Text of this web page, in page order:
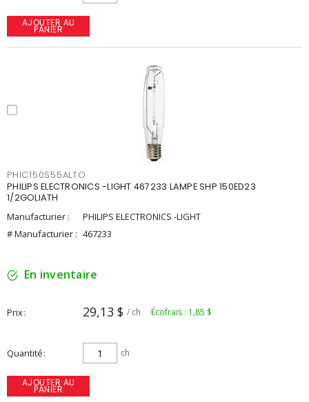
AJOUTER AU
PANIER
PHIC150S55ALTO
PHILIPS ELECTRONICS -LIGHT 467233 LAMPE SHP 150ED23
1/2GOLIATH
Manufacturier :
PHILIPS ELECTRONICS -LIGHT
# Manufacturier : 467233
En inventaire
Prix 29,13 $ / ch Écofrais : 1,85 $
Quantité ch
AJOUTER AU
PANIER